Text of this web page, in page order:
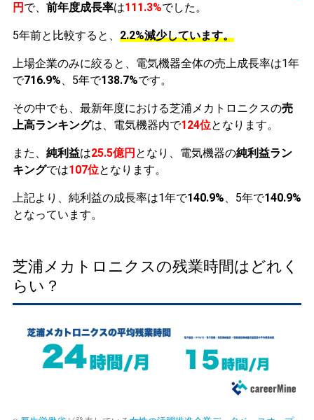
円 で、 前年度成長率は111.3%でした。
5年前と比較すると、 2.2%減少しています。
上場企業のみに絞ると、電気機器全体の売上成長率は1年
で716.9%、5年で138.7%です。
その中でも、最新年度における芝浦メカトロニクスの売
上高ランキングは、電気機器内で124位となります。
また、 純利益は25.5億円 となり、電気機器の純利益ラン
キングでは107位となります。
上記より、純利益の成長率は1年で140.9%、5年で140.9%
となっています。
芝浦メカトロニクスの残業時間はどれく
らい？